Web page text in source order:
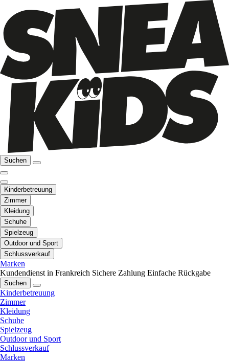
Suchen
Kinderbetreuung
Zimmer
Kleidung
Schuhe
Spielzeug
Outdoor und Sport
Schlussverkauf
Marken
Kundendienst in Frankreich Sichere Zahlung Einfache Rückgabe
Suchen
Kinderbetreuung
Zimmer
Kleidung
Schuhe
Spielzeug
Outdoor und Sport
Schlussverkauf
Marken